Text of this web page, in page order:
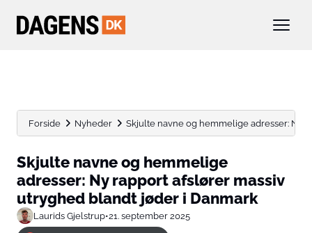
Forside Nyheder Skjulte navne og hemmelige adresser: Ny
Skjulte navne og hemmelige
adresser: Ny rapport afslører massiv
utryghed blandt jøder i Danmark
Laurids Gjelstrup•21. september 2025